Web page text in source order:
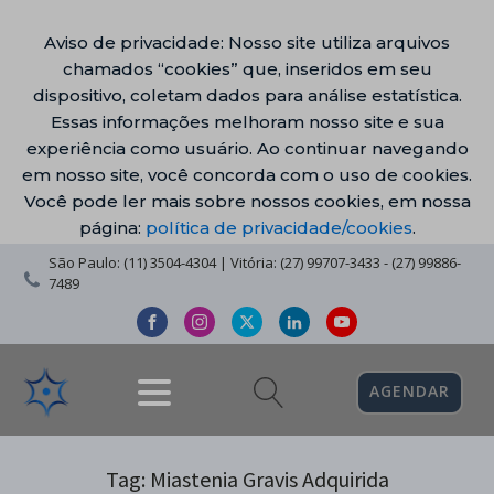
Aviso de privacidade: Nosso site utiliza arquivos
chamados “cookies” que, inseridos em seu
dispositivo, coletam dados para análise estatística.
Essas informações melhoram nosso site e sua
experiência como usuário. Ao continuar navegando
em nosso site, você concorda com o uso de cookies.
Você pode ler mais sobre nossos cookies, em nossa
página: política de privacidade/cookies.
São Paulo: (11) 3504-4304 | Vitória: (27) 99707-3433 - (27) 99886-
7489
AGENDAR
Tag: Miastenia Gravis Adquirida